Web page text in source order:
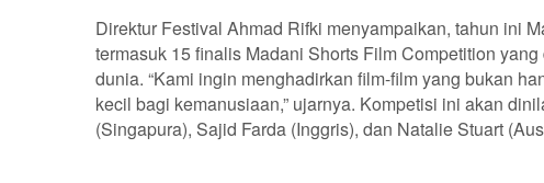
Direktur Festival Ahmad Rifki menyampaikan, tahun ini
termasuk 15 finalis Madani Shorts Film Competition
dunia. “Kami ingin menghadirkan film-film yang bukan
kecil bagi kemanusiaan,” ujarnya. Kompetisi ini akan
(Singapura), Sajid Farda (Inggris), dan Natalie Stuart